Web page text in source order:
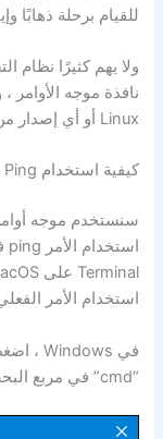
للقيام برحلة ذهابًا
ولا يهم كثيرًا نظام
Linux أو أي إصدار من Windows.
كيفية استخدام Ping
استخدام الأمر
“cmd” في مربع البحث ، ثم اضغط على Enter.